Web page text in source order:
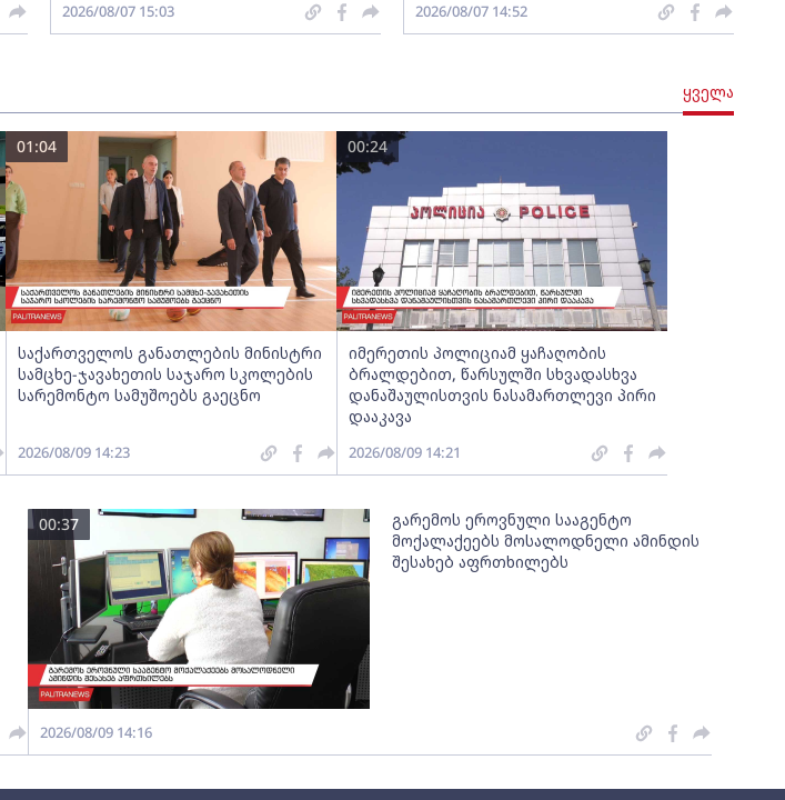
2026/08/07 15:03 2026/08/07 14:52
ყველა
საქართველოს განათლების მინისტრი
სამცხე-ჯავახეთის საჯარო სკოლების
სარემონტო სამუშოებს გაეცნო
01:04
2026/08/09 14:23
იმერეთის პოლიციამ ყაჩაღობის
ბრალდებით, წარსულში სხვადასხვა
დანაშაულისთვის ნასამართლევი პირი
დააკავა
00:24
2026/08/09 14:21
გარემოს ეროვნული სააგენტო
მოქალაქეებს მოსალოდნელი ამინდის
შესახებ აფრთხილებს
00:37
2026/08/09 14:16